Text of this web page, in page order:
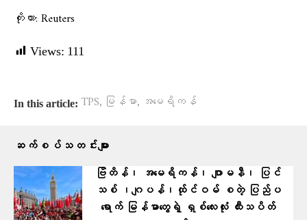
ကိုးကား: Reuters
Views: 111
In this article: TPS, မြန်မာ, အမေရိကန်
ဆက်စပ်သတင်းများ
ဗြိတိန်၊ အမေရိကန်၊ ဂျာမနီ၊ ပြင်
သစ် ၊ဂျပန်၊ထ်ုင်ဝမ် စတဲ့ ပြ​ည်ပ
ရောက် မြန်မာတွေရဲ့ ရှစ်လေးလုံး ထီးသပိတ်